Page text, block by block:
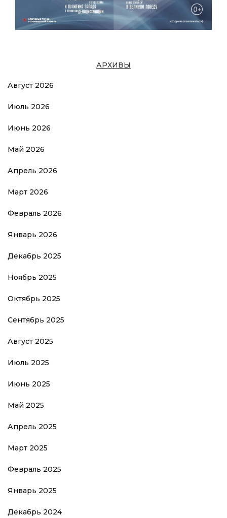
АРХИВЫ
Август 2026
Июль 2026
Июнь 2026
Май 2026
Апрель 2026
Март 2026
Февраль 2026
Январь 2026
Декабрь 2025
Ноябрь 2025
Октябрь 2025
Сентябрь 2025
Август 2025
Июль 2025
Июнь 2025
Май 2025
Апрель 2025
Март 2025
Февраль 2025
Январь 2025
Декабрь 2024